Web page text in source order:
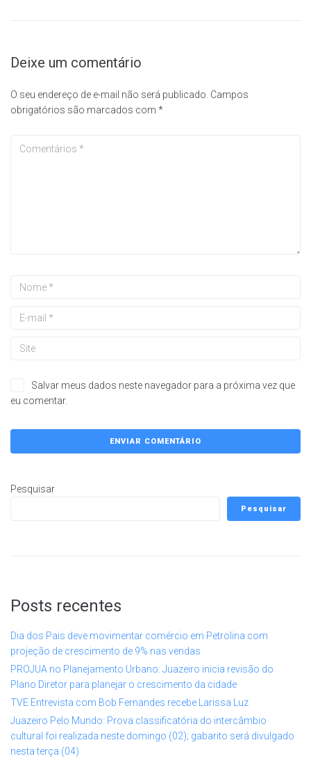
Deixe um comentário
O seu endereço de e-mail não será publicado. Campos
obrigatórios são marcados com *
Salvar meus dados neste navegador para a próxima vez que
eu comentar.
Pesquisar
Pesquisar
Posts recentes
Dia dos Pais deve movimentar comércio em Petrolina com
projeção de crescimento de 9% nas vendas
PROJUA no Planejamento Urbano: Juazeiro inicia revisão do
Plano Diretor para planejar o crescimento da cidade
TVE Entrevista com Bob Fernandes recebe Larissa Luz
Juazeiro Pelo Mundo: Prova classificatória do intercâmbio
cultural foi realizada neste domingo (02); gabarito será divulgado
nesta terça (04)